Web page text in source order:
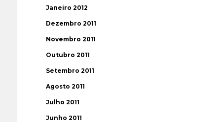
Janeiro 2012
Dezembro 2011
Novembro 2011
Outubro 2011
Setembro 2011
Agosto 2011
Julho 2011
Junho 2011